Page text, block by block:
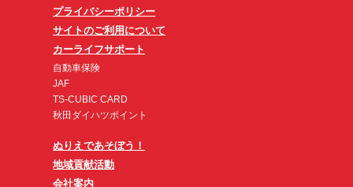
プライバシーポリシー
サイトのご利用について
カーライフサポート
自動車保険
JAF
TS-CUBIC CARD
秋田ダイハツポイント
ぬりえであそぼう！
地域貢献活動
会社案内